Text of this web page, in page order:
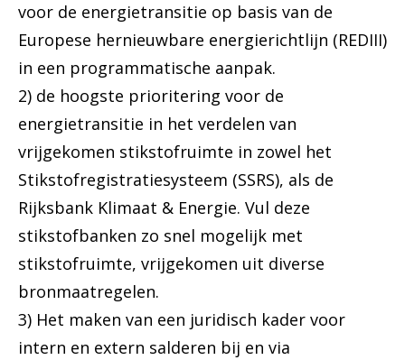
voor de energietransitie op basis van de
Europese hernieuwbare energierichtlijn (REDIII)
in een programmatische aanpak.
2) de hoogste prioritering voor de
energietransitie in het verdelen van
vrijgekomen stikstofruimte in zowel het
Stikstofregistratiesysteem (SSRS), als de
Rijksbank Klimaat & Energie. Vul deze
stikstofbanken zo snel mogelijk met
stikstofruimte, vrijgekomen uit diverse
bronmaatregelen.
3) Het maken van een juridisch kader voor
intern en extern salderen bij en via